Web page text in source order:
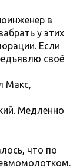
в
у этих
Если
своё
Макс,
Медленно
что по